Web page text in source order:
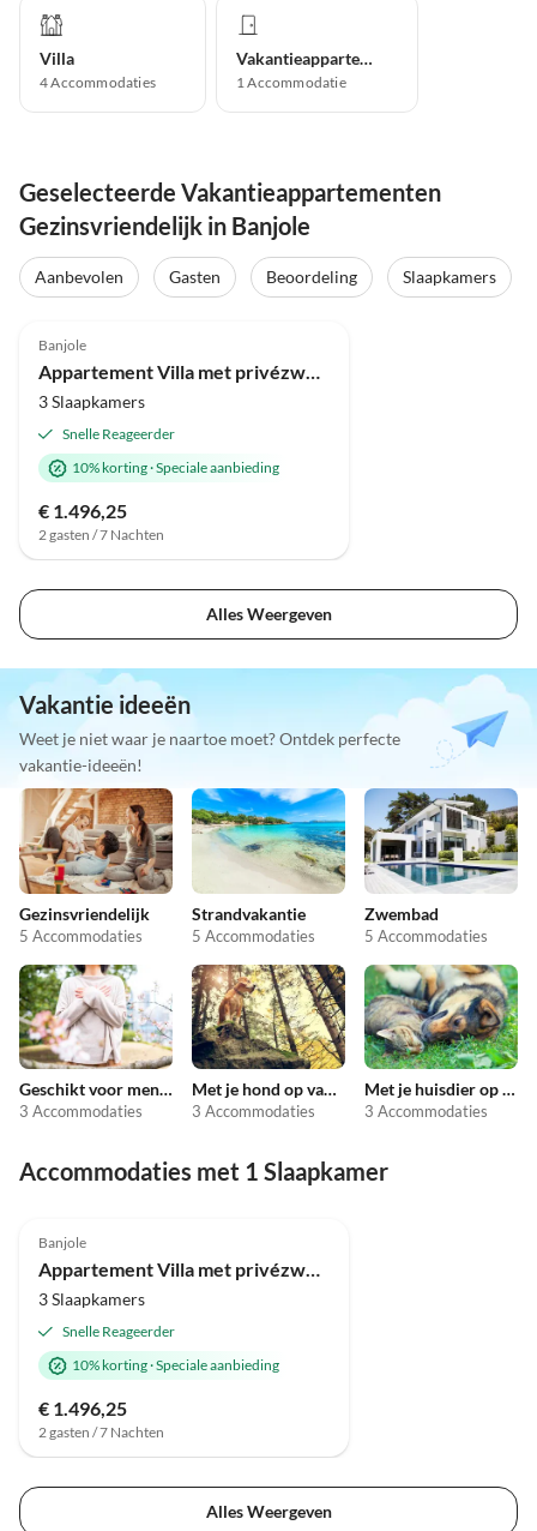
Villa
4Accommodaties
Vakantieappartement
1Accommodatie
Geselecteerde Vakantieappartementen
Gezinsvriendelijk in Banjole
Aanbevolen Gasten Beoordeling Slaapkamers
Banjole
3 Slaapkamers
Snelle Reageerder
10% korting·Speciale aanbieding
€ 1.496,25
2 gasten / 7 Nachten
Alles Weergeven
Vakantie ideeën
Weet je niet waar je naartoe moet? Ontdek perfecte
vakantie-ideeën!
Gezinsvriendelijk
5 Accommodaties
Strandvakantie
5 Accommodaties
Zwembad
5 Accommodaties
Geschikt voor mensen met allergieën
3 Accommodaties
Met je hond op vakantie
3 Accommodaties
Met je huisdier op vakantie
3 Accommodaties
Accommodaties met 1 Slaapkamer
Banjole
Appartement Villa met privézwembad
3 Slaapkamers
Snelle Reageerder
10% korting·Speciale aanbieding
€ 1.496,25
2 gasten / 7 Nachten
Alles Weergeven